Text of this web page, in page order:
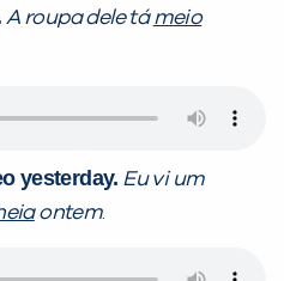
A roupa dele tá meio
yesterday. Eu vi um
ontem.